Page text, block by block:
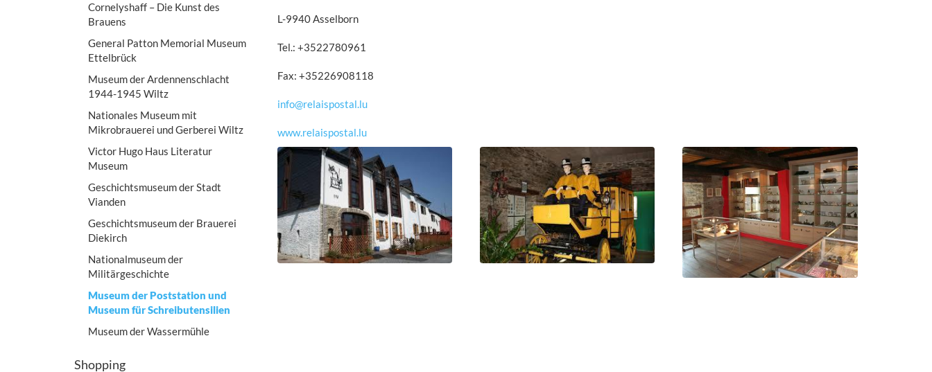
Cornelyshaff – Die Kunst des
Brauens
General Patton Memorial Museum
Ettelbrück
Museum der Ardennenschlacht
1944-1945 Wiltz
Nationales Museum mit
Mikrobrauerei und Gerberei Wiltz
Victor Hugo Haus Literatur
Museum
Geschichtsmuseum der Stadt
Vianden
Geschichtsmuseum der Brauerei
Diekirch
Nationalmuseum der
Militärgeschichte
Museum der Poststation und
Museum für Schreibutensilien
Museum der Wassermühle
Shopping
L-9940 Asselborn
Tel.: +3522780961
Fax: +35226908118
info@relaispostal.lu
www.relaispostal.lu